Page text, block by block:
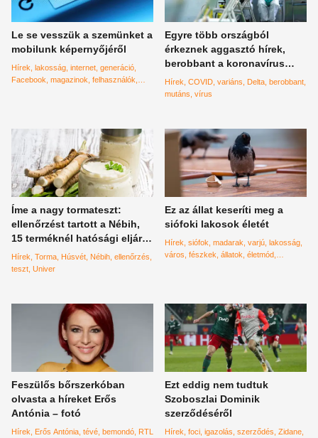
Le se vesszük a szemünket a
mobilunk képernyőjéről
Hírek lakosság internet generáció
Facebook magazinok felhasználók
Egyre több országból
érkeznek aggasztó hírek,
berobbant a koronavírus
delta variánsa!
Hírek COVID variáns Delta berobbant
mutáns vírus
Íme a nagy tormateszt:
ellenőrzést tartott a Nébih,
15 terméknél hatósági eljárás
indult
Hírek Torma Húsvét Nébih ellenőrzés
teszt Univer
Ez az állat keseríti meg a
siófoki lakosok életét
Hírek siófok madarak varjú lakosság
város fészkek állatok életmód
Feszülős bőrszerkóban
olvasta a híreket Erős
Antónia – fotó
Hírek Erős Antónia tévé bemondó RTL
Ezt eddig nem tudtuk
Szoboszlai Dominik
szerződéséről
Hírek foci igazolás szerződés Zidane